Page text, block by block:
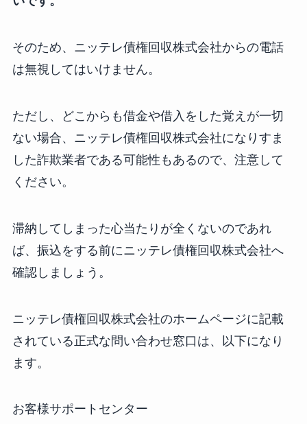
そのため、ニッテレ債権回収株式会社からの電話
は無視してはいけません。
ただし、どこからも借金や借入をした覚えが一切
ない場合、ニッテレ債権回収株式会社になりすま
した詐欺業者である可能性もあるので、注意して
ください。
滞納してしまった心当たりが全くないのであれ
ば、振込をする前にニッテレ債権回収株式会社へ
確認しましょう。
ニッテレ債権回収株式会社のホームページに記載
されている正式な問い合わせ窓口は、以下になり
ます。
お客様サポートセンター